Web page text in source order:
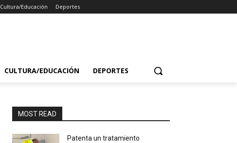
Cultura/Educación Deportes
CULTURA/EDUCACIÓN DEPORTES
MOST READ
Patenta un tratamiento